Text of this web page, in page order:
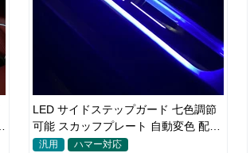
LED サイドステップガード 七色調節
可能 スカッフプレート 自動変色 配線
不要 自動変色
汎用 ハマー対応